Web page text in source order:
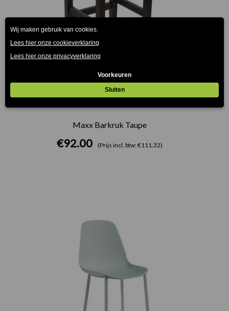
Maxx Barkruk Taupe
€92.00 (Prijs incl. btw: €111,32)